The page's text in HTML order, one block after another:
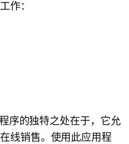
作：
序的独特之处在于，它允
线销售。使用此应用程